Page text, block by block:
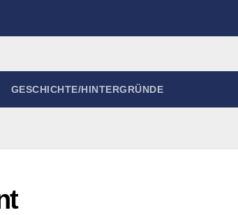
GESCHICHTE/HINTERGRÜNDE